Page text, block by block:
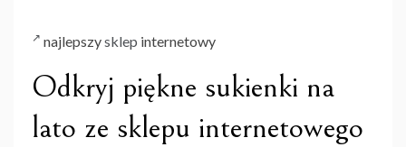
najlepszysklep internetowy
Odkryj piękne sukienki na
lato ze sklepu internetowego